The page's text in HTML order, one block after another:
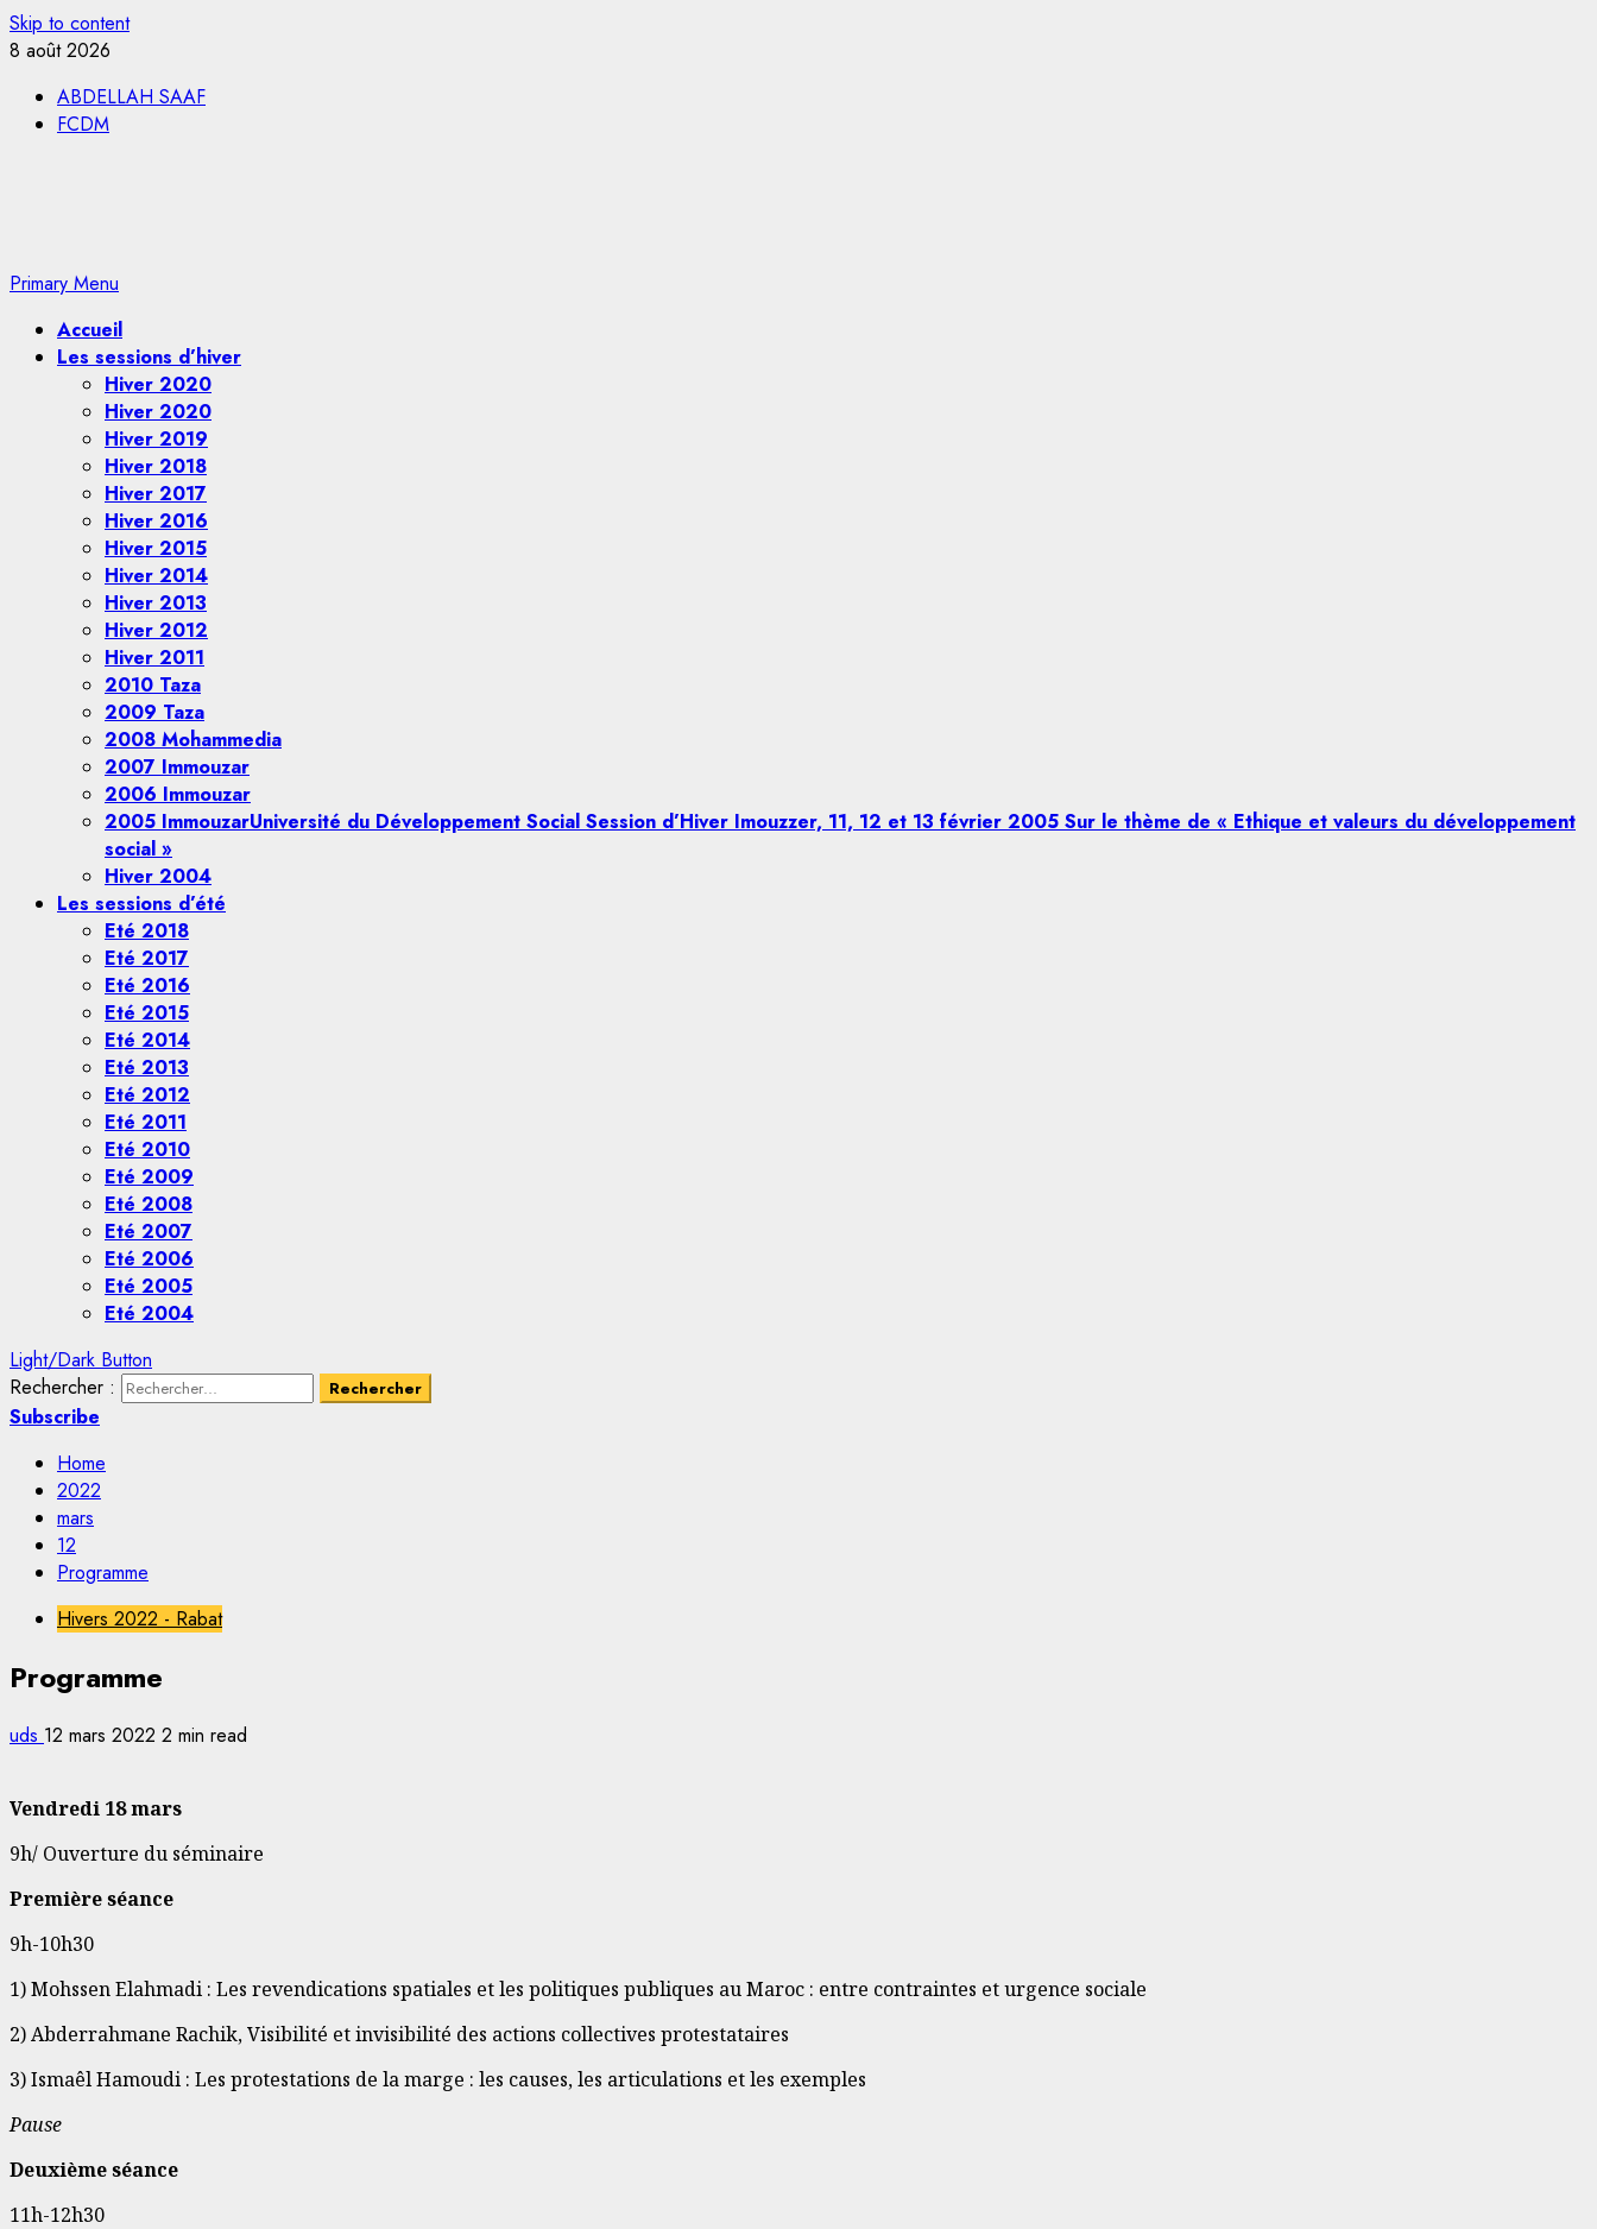
Skip to content
8 août 2026
ABDELLAH SAAF
FCDM
Primary Menu
Accueil
Les sessions d’hiver
Hiver 2020
Hiver 2020
Hiver 2019
Hiver 2018
Hiver 2017
Hiver 2016
Hiver 2015
Hiver 2014
Hiver 2013
Hiver 2012
Hiver 2011
2010 Taza
2009 Taza
2008 Mohammedia
2007 Immouzar
2006 Immouzar
2005 ImmouzarUniversité du Développement Social Session d’Hiver Imouzzer, 11, 12 et 13 février 2005 Sur le thème de « Ethique et valeurs du développement
social »
Hiver 2004
Les sessions d’été
Eté 2018
Eté 2017
Eté 2016
Eté 2015
Eté 2014
Eté 2013
Eté 2012
Eté 2011
Eté 2010
Eté 2009
Eté 2008
Eté 2007
Eté 2006
Eté 2005
Eté 2004
Light/Dark Button
Rechercher :
Subscribe
Home
2022
mars
12
Programme
Hivers 2022 - Rabat
Programme
uds 12 mars 2022 2 min read
Vendredi 18 mars
9h/ Ouverture du séminaire
Première séance
9h-10h30
1) Mohssen Elahmadi : Les revendications spatiales et les politiques publiques au Maroc : entre contraintes et urgence sociale
2) Abderrahmane Rachik, Visibilité et invisibilité des actions collectives protestataires
3) Ismaêl Hamoudi : Les protestations de la marge : les causes, les articulations et les exemples
Pause
Deuxième séance
11h-12h30